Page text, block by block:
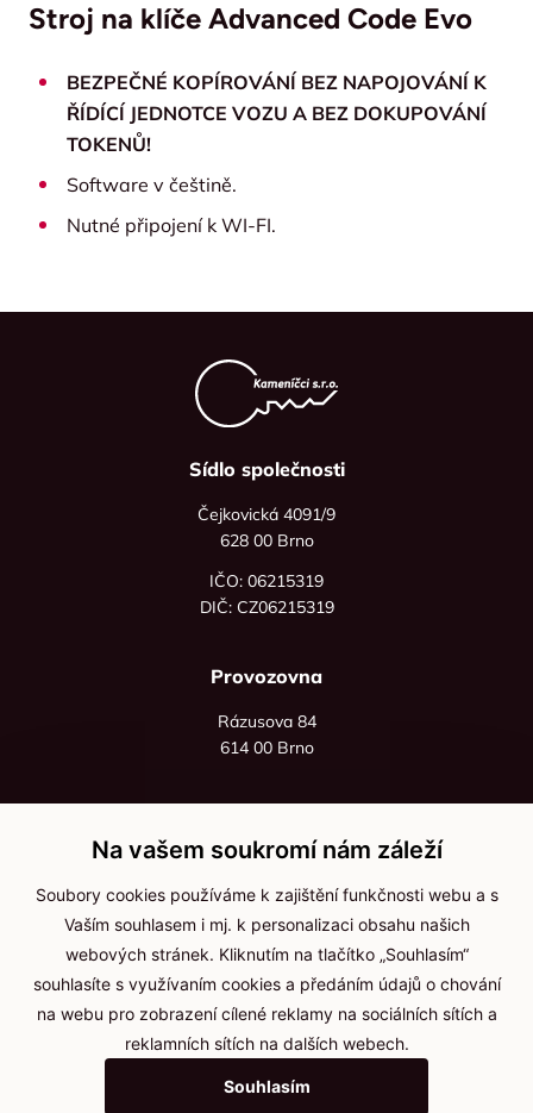
Stroj na klíče Advanced Code Evo
BEZPEČNÉ KOPÍROVÁNÍ BEZ NAPOJOVÁNÍ K
ŘÍDÍCÍ JEDNOTCE VOZU A BEZ DOKUPOVÁNÍ
TOKENŮ!
Software v češtině.
Nutné připojení k WI-FI.
Sídlo společnosti
Čejkovická 4091/9
628 00 Brno
IČO: 06215319
DIČ: CZ06215319
Provozovna
Rázusova 84
614 00 Brno
+420 736 535 066
Po - pá: 8:00 - 16:00
info@jma-kam.cz
Důležité informace
Ochrana osobních údajů
Cookies
Na vašem soukromí nám záleží
Soubory cookies používáme k zajištění funkčnosti webu a s
Vaším souhlasem i mj. k personalizaci obsahu našich
webových stránek. Kliknutím na tlačítko „Souhlasím“
souhlasíte s využívaním cookies a předáním údajů o chování
na webu pro zobrazení cílené reklamy na sociálních sítích a
reklamních sítích na dalších webech.
Souhlasím